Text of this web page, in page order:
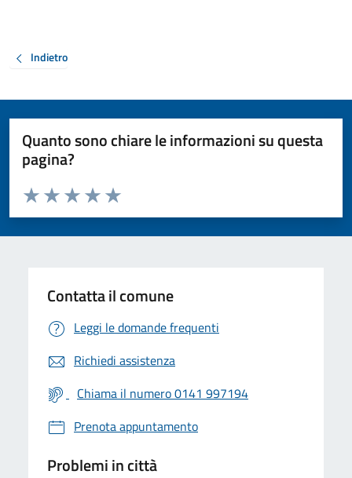
Indietro
Quanto sono chiare le informazioni su questa
pagina?
Valuta da 1 a 5 stelle la pagina
Valuta 5 stelle su 5
Valuta 4 stelle su 5
Valuta 3 stelle su 5
Valuta 2 stelle su 5
Valuta 1 stelle su 5
Contatta il comune
Leggi le domande frequenti
Richiedi assistenza
Chiama il numero 0141 997194
Prenota appuntamento
Problemi in città